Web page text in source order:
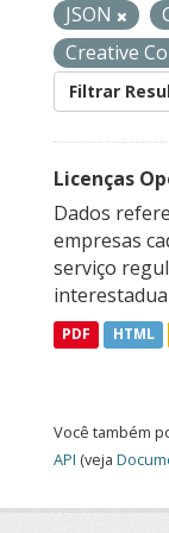
JSON
Creative
Filtrar
Licenças
Dados
empresas
serviço
PDF HTML
Você também
API (veja